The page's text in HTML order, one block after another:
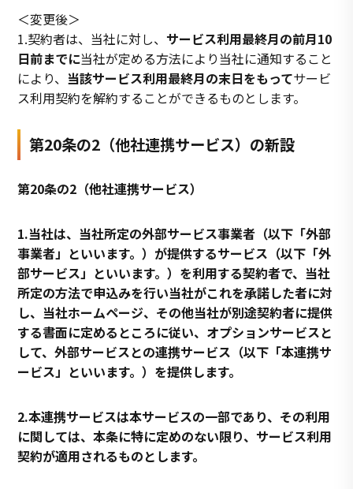
＜変更後＞
1.契約者は、当社に対し、 サービス利用最終月の前月10
日前までに当社が定める方法により当社に通知すること
により、 当該サービス利用最終月の末日をもってサービ
ス利用契約を解約することができるものとします。
第20条の2（他社連携サービス）の新設
第20条の2（他社連携サービス）
1.当社は、当社所定の外部サービス事業者（以下「外部
事業者」といいます。）が提供するサービス（以下「外
部サービス」といいます。）を利用する契約者で、当社
所定の方法で申込みを行い当社がこれを承諾した者に対
し、当社ホームページ、その他当社が別途契約者に提供
する書面に定めるところに従い、オプションサービスと
して、外部サービスとの連携サービス（以下「本連携サ
ービス」といいます。）を提供します。
2.本連携サービスは本サービスの一部であり、その利用
に関しては、本条に特に定めのない限り、サービス利用
契約が適用されるものとします。